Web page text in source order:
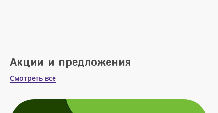
Акции и предложения
Смотреть все